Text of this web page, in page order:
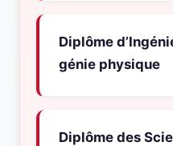
Diplôme
génie physique
Diplôme des